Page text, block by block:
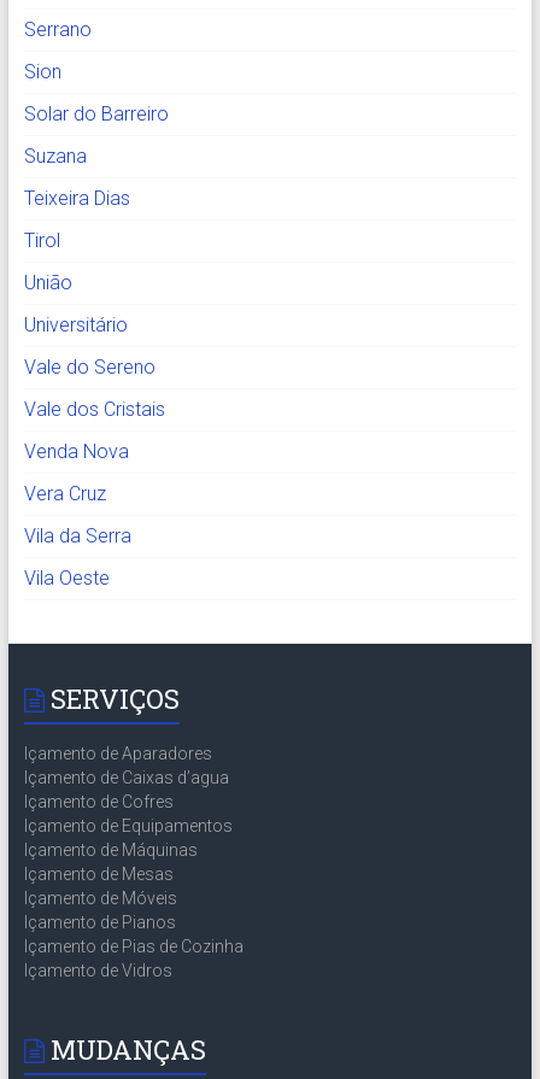
Serrano
Sion
Solar do Barreiro
Suzana
Teixeira Dias
Tirol
União
Universitário
Vale do Sereno
Vale dos Cristais
Venda Nova
Vera Cruz
Vila da Serra
Vila Oeste
SERVIÇOS
Içamento de Aparadores
Içamento de Caixas d’agua
Içamento de Cofres
Içamento de Equipamentos
Içamento de Máquinas
Içamento de Mesas
Içamento de Móveis
Içamento de Pianos
Içamento de Pias de Cozinha
Içamento de Vidros
MUDANÇAS